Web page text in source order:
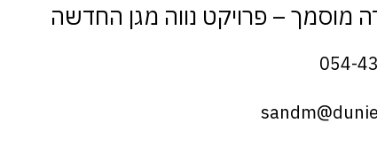
מוסמך – פרויקט נווה מגן החדשה
054-